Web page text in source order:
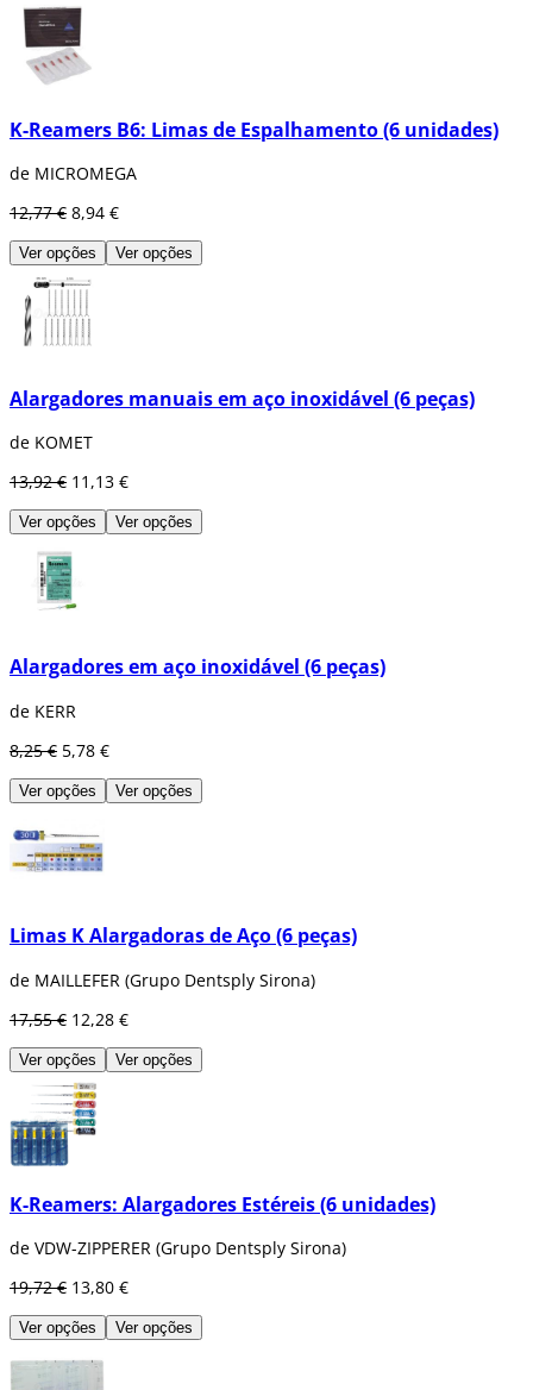
K-Reamers B6: Limas de Espalhamento (6 unidades)
de MICROMEGA
12,77 € 8,94 €
Ver opções Ver opções
Alargadores manuais em aço inoxidável (6 peças)
de KOMET
13,92 € 11,13 €
Ver opções Ver opções
Alargadores em aço inoxidável (6 peças)
de KERR
8,25 € 5,78 €
Ver opções Ver opções
Limas K Alargadoras de Aço (6 peças)
de MAILLEFER (Grupo Dentsply Sirona)
17,55 € 12,28 €
Ver opções Ver opções
K-Reamers: Alargadores Estéreis (6 unidades)
de VDW-ZIPPERER (Grupo Dentsply Sirona)
19,72 € 13,80 €
Ver opções Ver opções